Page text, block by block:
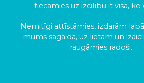
tiecamies uz izcilību it visā, ko
Nemitīgi attīstāmies, izdarām
mums sagaida, uz lietām un
raugāmies radoši.